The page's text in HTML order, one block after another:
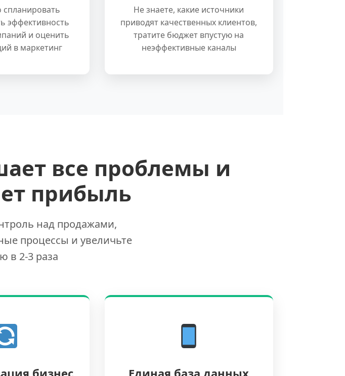
эффективность
и оценить
в маркетинг
Не знаете, какие источники
приводят качественных клиентов,
тратите бюджет впустую на
неэффективные каналы
все проблемы и
прибыль
над продажами,
процессы и увеличьте
в 2-3 раза
бизнес Единая база данных